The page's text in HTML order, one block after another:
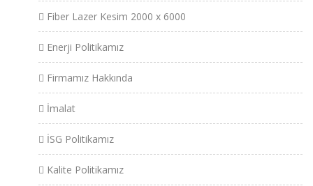
Fiber Lazer Kesim 2000 x 6000
Enerji Politikamız
Firmamız Hakkında
İmalat
İSG Politikamız
Kalite Politikamız